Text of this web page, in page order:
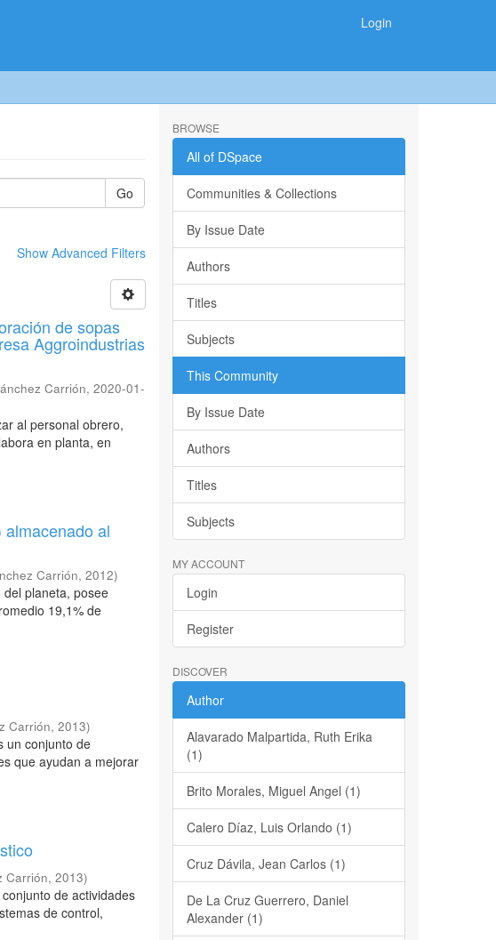
Login
Go
Show Advanced Filters
de sopas
Aggroindustrias
Carrión,2020-01-
al personal obrero,
en planta, en
al
Carrión,2012)
planeta, posee
19,1% de
Carrión,2013)
un conjunto de
que ayudan a mejorar
Carrión,2013)
de actividades
de control,
BROWSE
All of DSpace
Communities & Collections
By Issue Date
Authors
Titles
Subjects
This Community
By Issue Date
Authors
Titles
Subjects
MY ACCOUNT
Login
Register
DISCOVER
Author
Alavarado Malpartida, Ruth Erika
(1)
Brito Morales, Miguel Angel (1)
Calero Díaz, Luis Orlando (1)
Cruz Dávila, Jean Carlos (1)
De La Cruz Guerrero, Daniel
Alexander (1)